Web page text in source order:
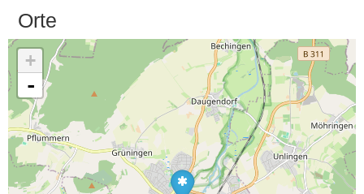
Orte
+
-